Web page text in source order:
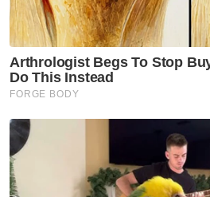
Muat turun aplikasi Sinar
baucar tunai.
Apakah bangsa
Melayu